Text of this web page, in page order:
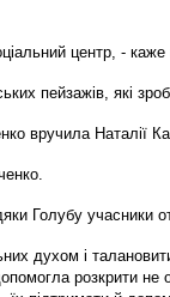
центр, - каже
пейзажів, які
вручила Наталії
Голубу
духом і
розкрити